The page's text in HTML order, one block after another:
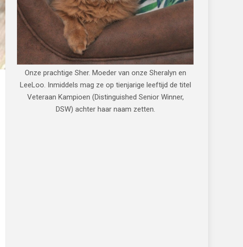
Onze prachtige Sher. Moeder van onze Sheralyn en
LeeLoo. Inmiddels mag ze op tienjarige leeftijd de titel
Veteraan Kampioen (Distinguished Senior Winner,
DSW) achter haar naam zetten.